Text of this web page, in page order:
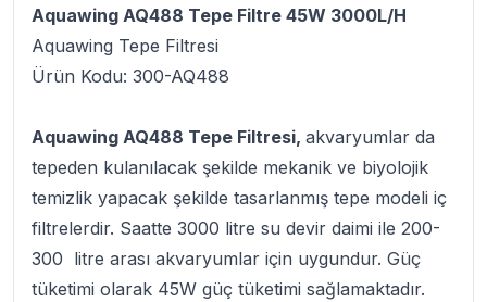
Aquawing AQ488 Tepe Filtre 45W 3000L/H
Aquawing Tepe Filtresi
Ürün Kodu: 300-AQ488
Aquawing AQ488 Tepe Filtresi, akvaryumlar da
tepeden kulanılacak şekilde mekanik ve biyolojik
temizlik yapacak şekilde tasarlanmış tepe modeli iç
filtrelerdir. Saatte 3000 litre su devir daimi ile 200-
300 litre arası akvaryumlar için uygundur. Güç
tüketimi olarak 45W güç tüketimi sağlamaktadır.